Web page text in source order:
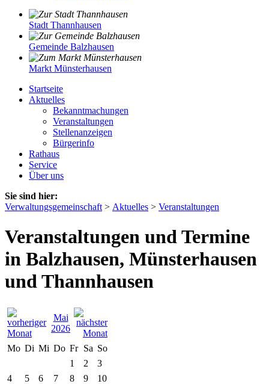
Stadt Thannhausen
Gemeinde Balzhausen
Markt Münsterhausen
Startseite
Aktuelles
Bekanntmachungen
Veranstaltungen
Stellenanzeigen
Bürgerinfo
Rathaus
Service
Über uns
Sie sind hier:
Verwaltungsgemeinschaft > Aktuelles > Veranstaltungen
Veranstaltungen und Termine
in Balzhausen, Münsterhausen
und Thannhausen
Mai
2026
Mo Di Mi Do Fr Sa So
1
2
3
4
5 6 7 8 9
10